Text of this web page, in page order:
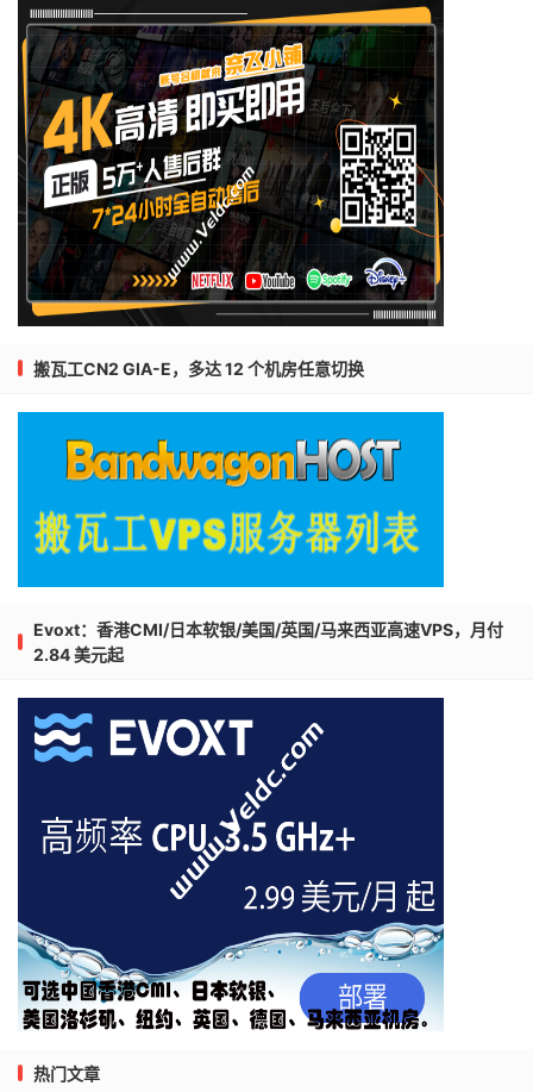
搬瓦工CN2 GIA-E，多达 12 个机房任意切换
Evoxt：香港CMI/日本软银/美国/英国/马来西亚高速VPS，月付
2.84 美元起
热门文章